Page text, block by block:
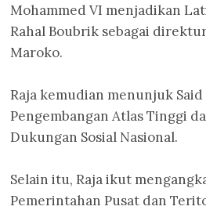
Mohammed VI menjadikan
Rahal Boubrik sebagai
Maroko.
Raja kemudian menunjuk
Pengembangan Atlas Tinggi
Dukungan Sosial Nasional.
Selain itu, Raja ikut
Pemerintahan Pusat dan